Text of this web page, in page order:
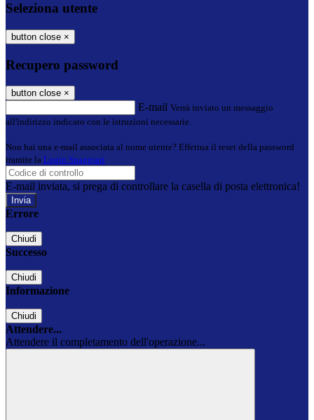
Seleziona utente
button close ×
Recupero password
button close ×
E-mail Verrà inviato un messaggio
all'indirizzo indicato con le istruzioni necessarie.
Non hai una e-mail associata al nome utente? Effettua il reset della password
tramite la Login Spaggiari
E-mail inviata, si prega di controllare la casella di posta elettronica!
Errore
Chiudi
Successo
Chiudi
Informazione
Chiudi
Attendere...
Attendere il completamento dell'operazione...